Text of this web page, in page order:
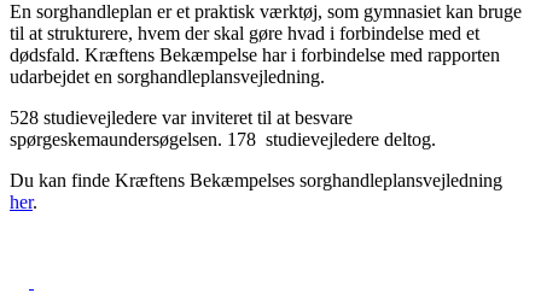
En sorghandleplan er et praktisk værktøj, som gymnasiet kan bruge
til at strukturere, hvem der skal gøre hvad i forbindelse med et
dødsfald. Kræftens Bekæmpelse har i forbindelse med rapporten
udarbejdet en sorghandleplansvejledning.
528 studievejledere var inviteret til at besvare
spørgeskemaundersøgelsen. 178 studievejledere deltog.
Du kan finde Kræftens Bekæmpelses sorghandleplansvejledning
her.